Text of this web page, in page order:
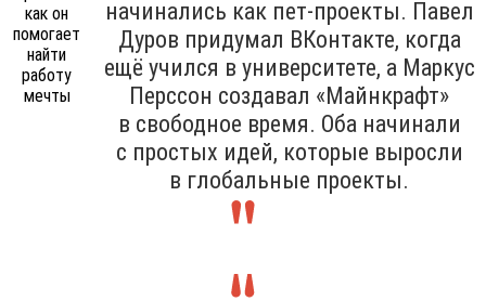
начинались как пет-проекты. Павел
Дуров придумал ВКонтакте, когда
ещё учился в университете, а Маркус
Перссон создавал «Майнкрафт»
в свободное время. Оба начинали
с простых идей, которые выросли
в глобальные проекты.